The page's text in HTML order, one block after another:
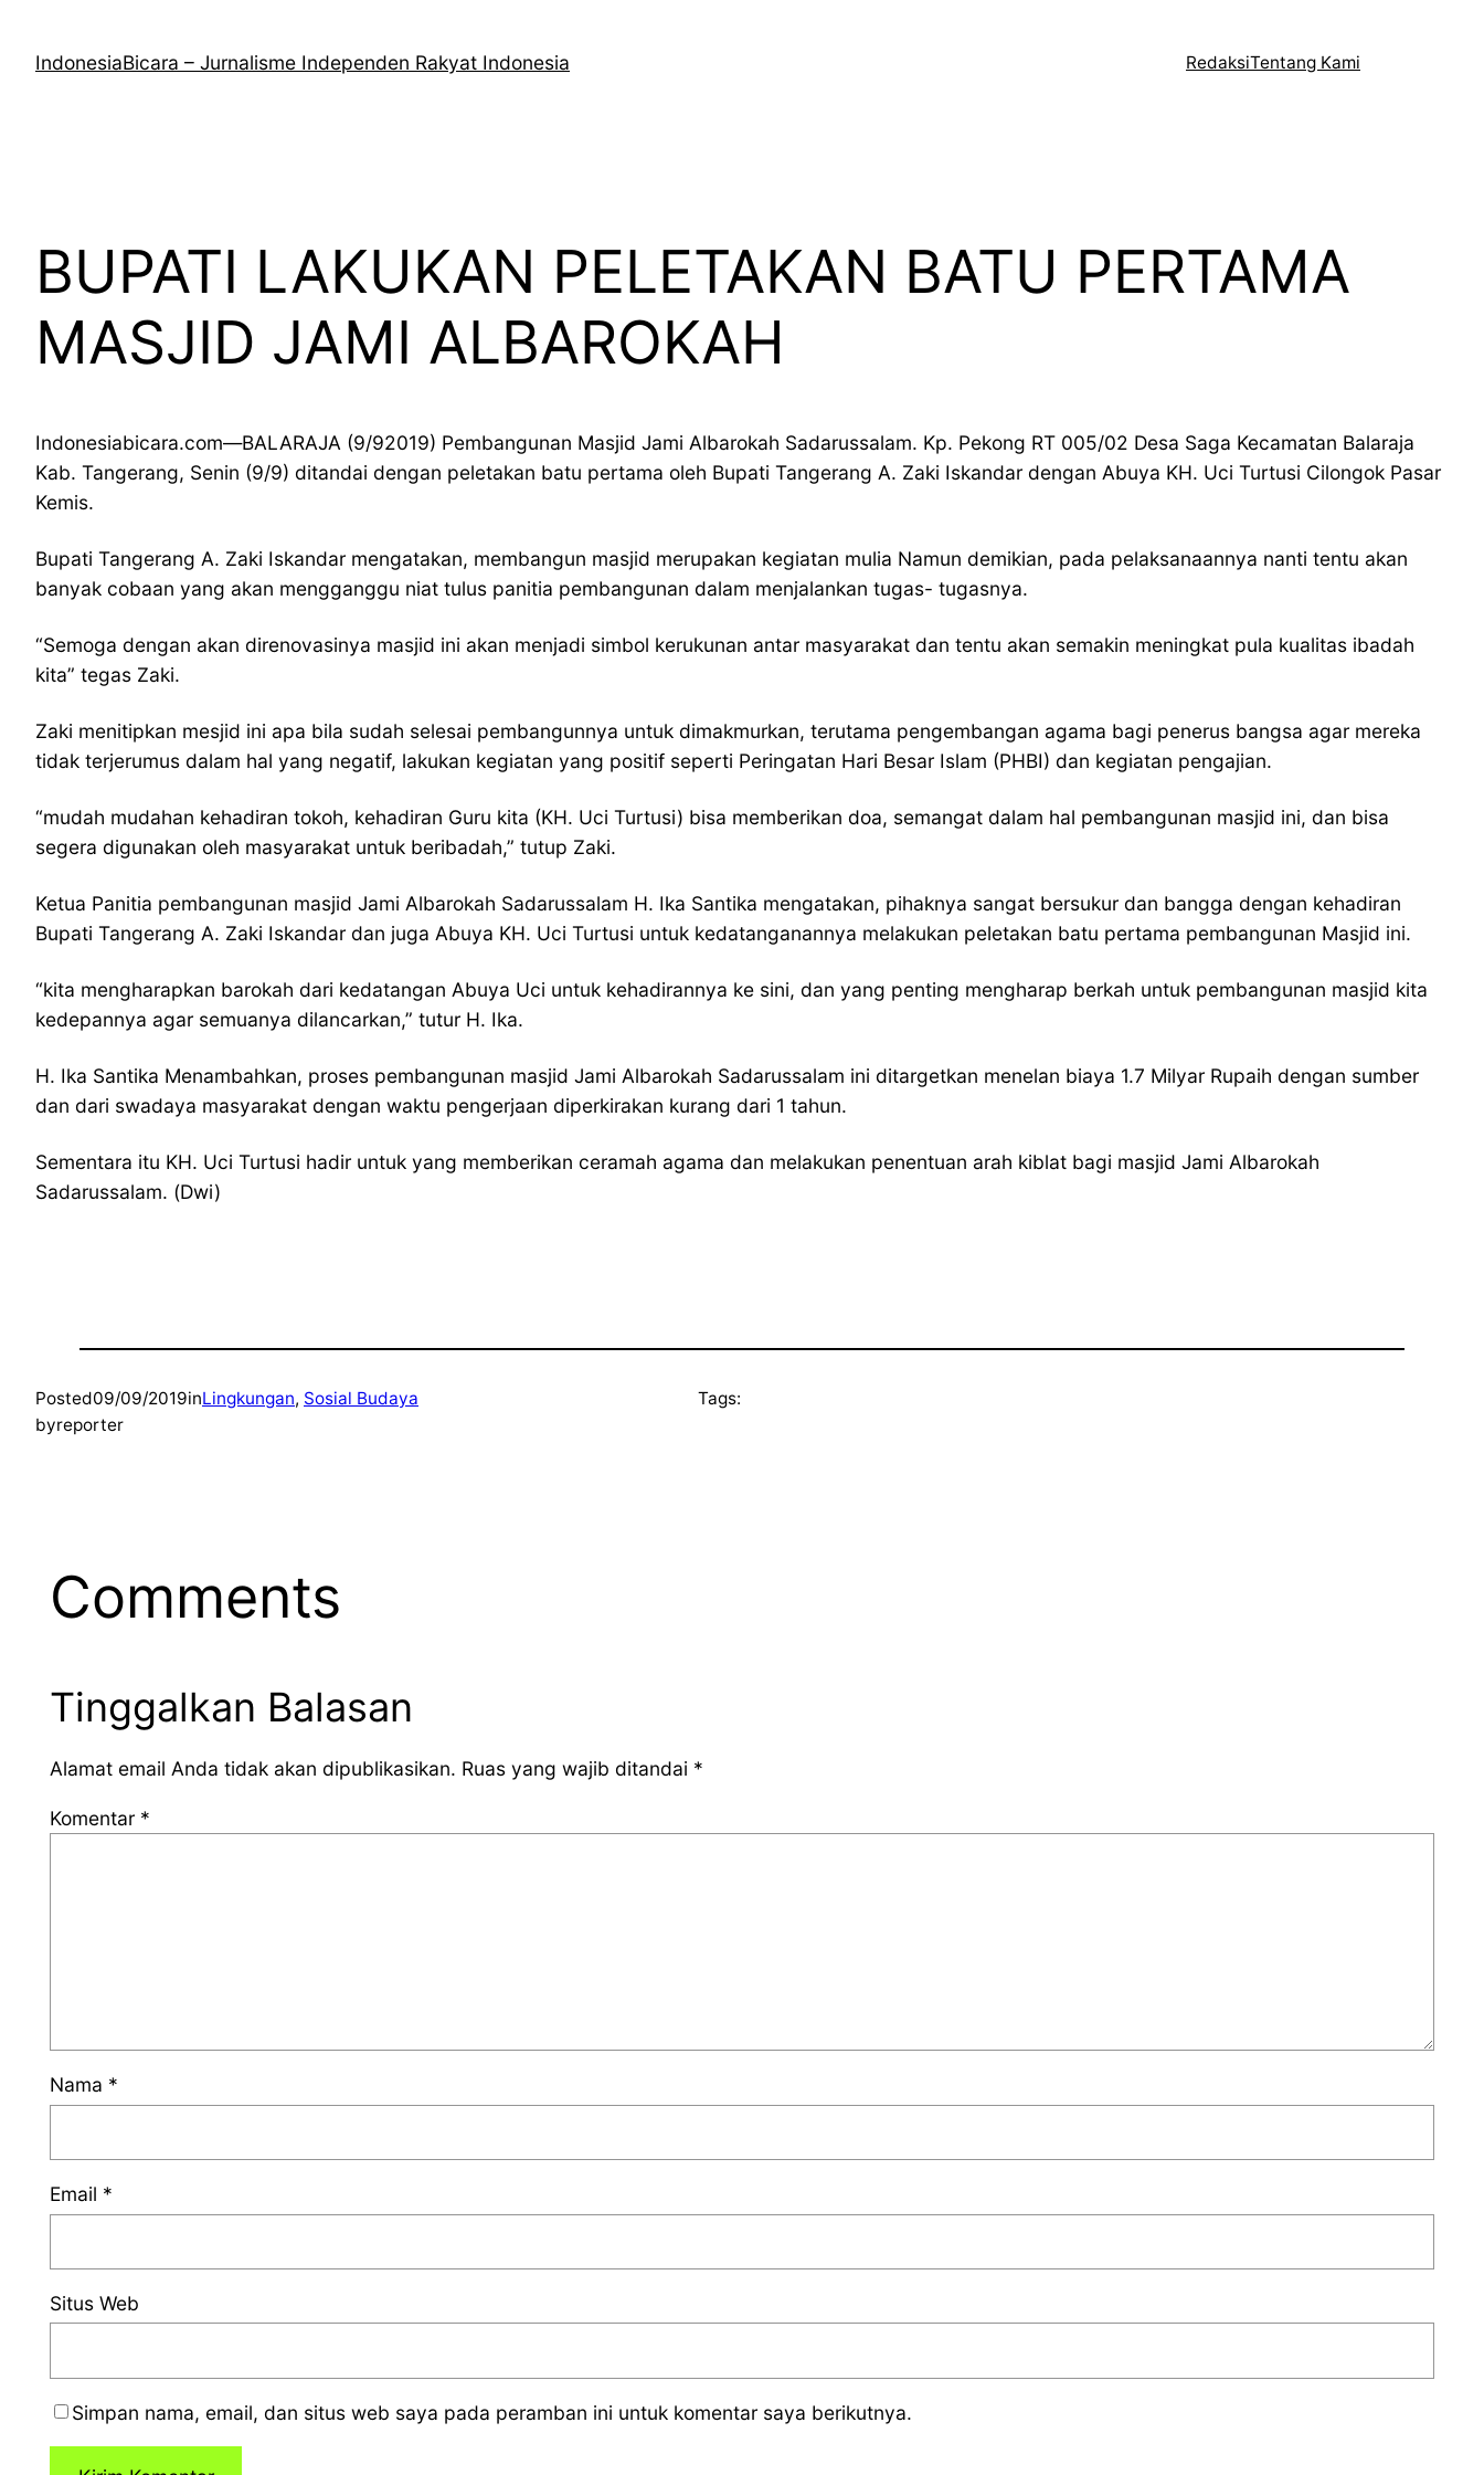
kontenIndonesiaBicara – Jurnalisme Independen Rakyat Indonesia RedaksiTentang Kami
BUPATI LAKUKAN PELETAKAN BATU PERTAMA
MASJID JAMI ALBAROKAH
Indonesiabicara.com—BALARAJA (9/92019) Pembangunan Masjid Jami Albarokah Sadarussalam. Kp. Pekong RT 005/02 Desa Saga Kecamatan Balaraja
Kab. Tangerang, Senin (9/9) ditandai dengan peletakan batu pertama oleh Bupati Tangerang A. Zaki Iskandar dengan Abuya KH. Uci Turtusi Cilongok Pasar
Kemis.
Bupati Tangerang A. Zaki Iskandar mengatakan, membangun masjid merupakan kegiatan mulia Namun demikian, pada pelaksanaannya nanti tentu akan
banyak cobaan yang akan mengganggu niat tulus panitia pembangunan dalam menjalankan tugas- tugasnya.
“Semoga dengan akan direnovasinya masjid ini akan menjadi simbol kerukunan antar masyarakat dan tentu akan semakin meningkat pula kualitas ibadah
kita” tegas Zaki.
Zaki menitipkan mesjid ini apa bila sudah selesai pembangunnya untuk dimakmurkan, terutama pengembangan agama bagi penerus bangsa agar mereka
tidak terjerumus dalam hal yang negatif, lakukan kegiatan yang positif seperti Peringatan Hari Besar Islam (PHBI) dan kegiatan pengajian.
“mudah mudahan kehadiran tokoh, kehadiran Guru kita (KH. Uci Turtusi) bisa memberikan doa, semangat dalam hal pembangunan masjid ini, dan bisa
segera digunakan oleh masyarakat untuk beribadah,” tutup Zaki.
Ketua Panitia pembangunan masjid Jami Albarokah Sadarussalam H. Ika Santika mengatakan, pihaknya sangat bersukur dan bangga dengan kehadiran
Bupati Tangerang A. Zaki Iskandar dan juga Abuya KH. Uci Turtusi untuk kedatanganannya melakukan peletakan batu pertama pembangunan Masjid ini.
“kita mengharapkan barokah dari kedatangan Abuya Uci untuk kehadirannya ke sini, dan yang penting mengharap berkah untuk pembangunan masjid kita
kedepannya agar semuanya dilancarkan,” tutur H. Ika.
H. Ika Santika Menambahkan, proses pembangunan masjid Jami Albarokah Sadarussalam ini ditargetkan menelan biaya 1.7 Milyar Rupaih dengan sumber
dan dari swadaya masyarakat dengan waktu pengerjaan diperkirakan kurang dari 1 tahun.
Sementara itu KH. Uci Turtusi hadir untuk yang memberikan ceramah agama dan melakukan penentuan arah kiblat bagi masjid Jami Albarokah
Sadarussalam. (Dwi)
Posted09/09/2019inLingkungan, Sosial Budaya
byreporter
Tags:
Comments
Tinggalkan Balasan
Alamat email Anda tidak akan dipublikasikan. Ruas yang wajib ditandai *
Komentar *
Nama *
Email *
Situs Web
Simpan nama, email, dan situs web saya pada peramban ini untuk komentar saya berikutnya.